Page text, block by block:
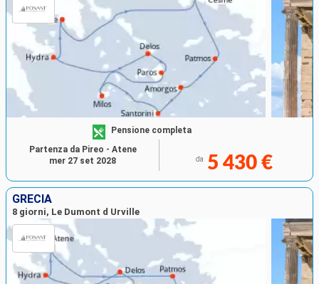
Pensione completa
da 5 430 €
Partenza da Pireo - Atene
mer 27 set 2028
GRECIA
8 giorni, Le Dumont d Urville